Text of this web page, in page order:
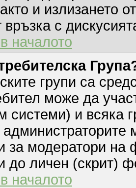
и излизането
връзка с
началото
групи са
може да
системи) и всяка
за модератори
до личен (скрит)
началото